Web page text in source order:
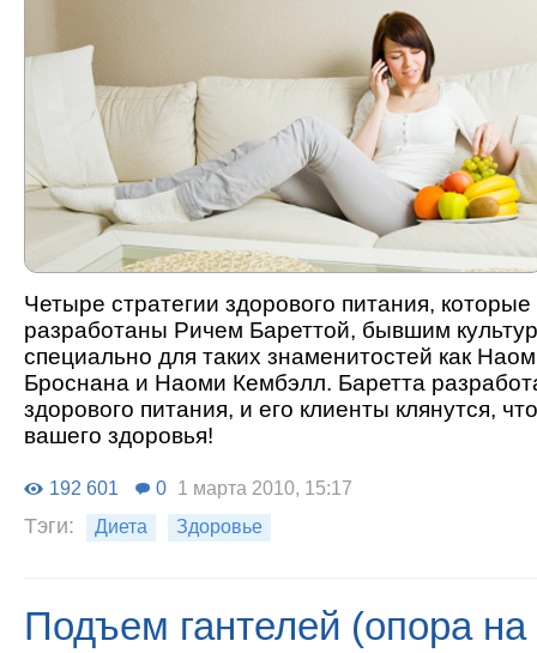
Четыре стратегии здорового питания,
разработаны Ричем Бареттой, бывшим
специально для таких знаменитостей как
Броснана и Наоми Кембэлл. Баретта
здорового питания, и его клиенты клянутся,
вашего здоровья!
192 601 0 1 марта 2010, 15:17
Тэги: Диета Здоровье
Подъем гантелей (опора на